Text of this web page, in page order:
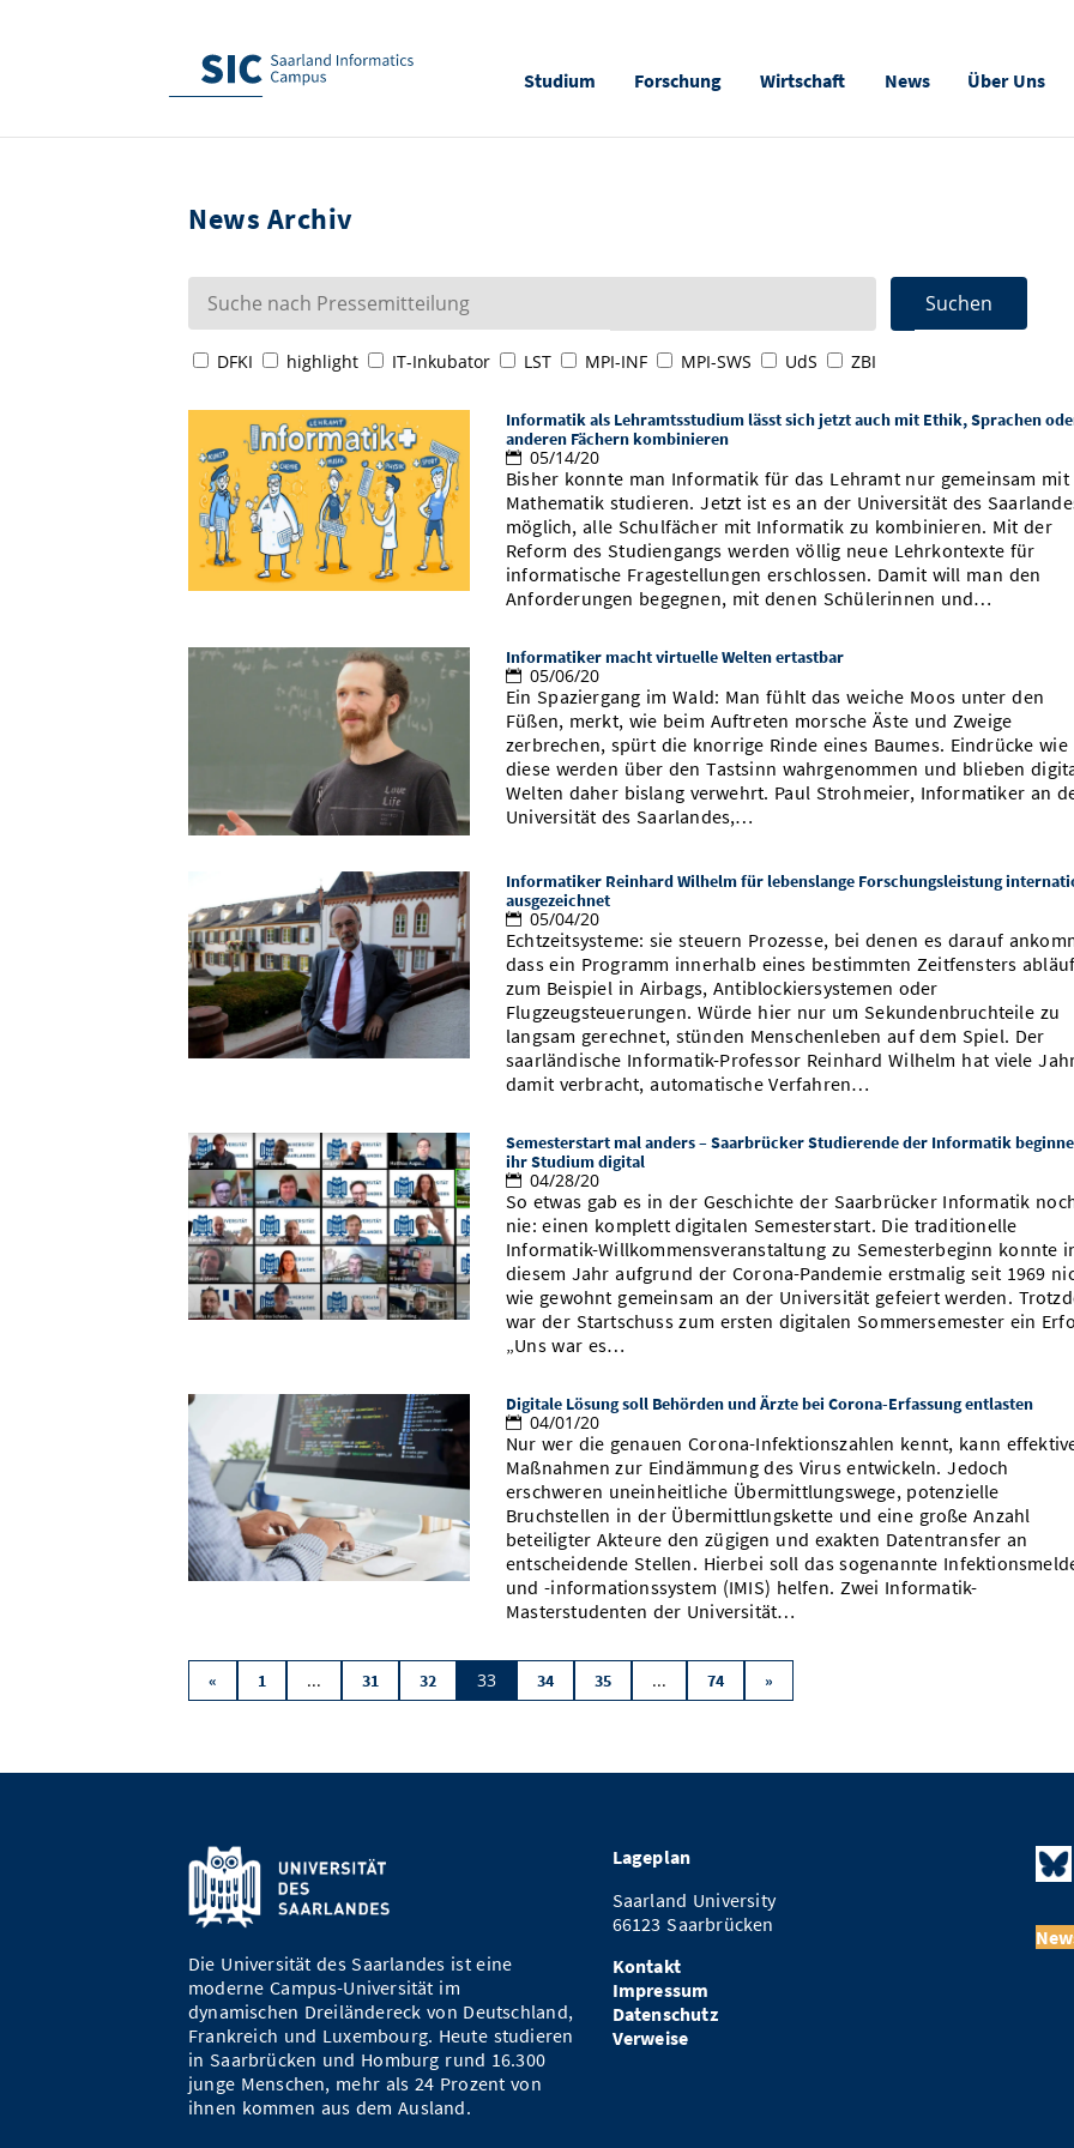
Studium Forschung Wirtschaft News Über Uns
News Archiv
DFKI highlight IT-Inkubator LST MPI-INF MPI-SWS UdS ZBI
Informatik als Lehramtsstudium lässt sich jetzt auch mit Ethik, Sprachen
anderen Fächern kombinieren
05/14/20
Bisher konnte man Informatik für das Lehramt nur gemeinsam mit
Mathematik studieren. Jetzt ist es an der Universität des
möglich, alle Schulfächer mit Informatik zu kombinieren. Mit der
Reform des Studiengangs werden völlig neue Lehrkontexte für
informatische Fragestellungen erschlossen. Damit will man den
Anforderungen begegnen, mit denen Schülerinnen und…
Informatiker macht virtuelle Welten ertastbar
05/06/20
Ein Spaziergang im Wald: Man fühlt das weiche Moos unter den
Füßen, merkt, wie beim Auftreten morsche Äste und Zweige
zerbrechen, spürt die knorrige Rinde eines Baumes. Eindrücke wie
diese werden über den Tastsinn wahrgenommen und blieben
Welten daher bislang verwehrt. Paul Strohmeier, Informatiker an
Universität des Saarlandes,…
Informatiker Reinhard Wilhelm für lebenslange Forschungsleistung
ausgezeichnet
05/04/20
Echtzeitsysteme: sie steuern Prozesse, bei denen es darauf
dass ein Programm innerhalb eines bestimmten Zeitfensters
zum Beispiel in Airbags, Antiblockiersystemen oder
Flugzeugsteuerungen. Würde hier nur um Sekundenbruchteile zu
langsam gerechnet, stünden Menschenleben auf dem Spiel. Der
saarländische Informatik-Professor Reinhard Wilhelm hat viele
damit verbracht, automatische Verfahren…
Semesterstart mal anders – Saarbrücker Studierende der Informatik
ihr Studium digital
04/28/20
So etwas gab es in der Geschichte der Saarbrücker Informatik
nie: einen komplett digitalen Semesterstart. Die traditionelle
Informatik-Willkommensveranstaltung zu Semesterbeginn konnte
diesem Jahr aufgrund der Corona-Pandemie erstmalig seit 1969
wie gewohnt gemeinsam an der Universität gefeiert werden.
war der Startschuss zum ersten digitalen Sommersemester ein
„Uns war es…
Digitale Lösung soll Behörden und Ärzte bei Corona-Erfassung entlasten
04/01/20
Nur wer die genauen Corona-Infektionszahlen kennt, kann
Maßnahmen zur Eindämmung des Virus entwickeln. Jedoch
erschweren uneinheitliche Übermittlungswege, potenzielle
Bruchstellen in der Übermittlungskette und eine große Anzahl
beteiligter Akteure den zügigen und exakten Datentransfer an
entscheidende Stellen. Hierbei soll das sogenannte
und -informationssystem (IMIS) helfen. Zwei Informatik-
Masterstudenten der Universität…
« 1 ... 31 32 33 34 35 ... 74 »
Die Universität des Saarlandes ist eine
moderne Campus-Universität im
dynamischen Dreiländereck von Deutschland,
Frankreich und Luxembourg. Heute studieren
in Saarbrücken und Homburg rund 16.300
junge Menschen, mehr als 24 Prozent von
ihnen kommen aus dem Ausland.
Lageplan
Saarland University
66123 Saarbrücken
Kontakt
Impressum
Datenschutz
Verweise